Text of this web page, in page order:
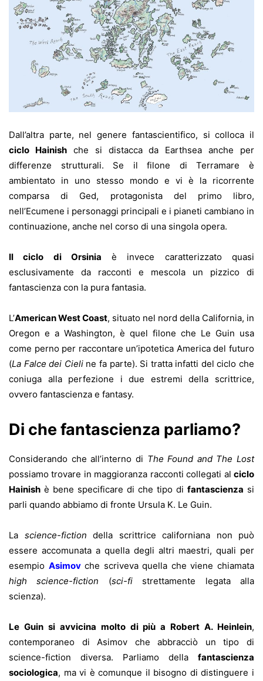
Dall’altra parte, nel genere fantascientifico, si colloca il
ciclo Hainishche si distacca da Earthsea anche per
differenze strutturali. Se il filone di Terramare è
ambientato in uno stesso mondo e vi è la ricorrente
comparsa di Ged, protagonista del primo libro,
nell’Ecumene i personaggi principali e i pianeti cambiano in
continuazione, anche nel corso di una singola opera.
Il ciclo di Orsinia è invece caratterizzato quasi
esclusivamente da racconti e mescola un pizzico di
fantascienza con la pura fantasia.
L’American West Coast, situato nel nord della California, in
Oregon e a Washington, è quel filone che Le Guin usa
come perno per raccontare un’ipotetica America del futuro
(La Falce dei Cieline fa parte). Si tratta infatti del ciclo che
coniuga alla perfezione i due estremi della scrittrice,
ovvero fantascienza e fantasy.
Di che fantascienza parliamo?
Considerando che all’interno di The Found and The Lost
possiamo trovare in maggioranza racconti collegati al ciclo
Hainish è bene specificare di che tipo di fantascienza si
parli quando abbiamo di fronte Ursula K. Le Guin.
La science-fiction della scrittrice californiana non può
essere accomunata a quella degli altri maestri, quali per
esempio Asimov che scriveva quella che viene chiamata
high science-fiction (sci-fistrettamente legata alla
scienza).
Le Guin si avvicina molto di più a Robert A. Heinlein,
contemporaneo di Asimov che abbracciò un tipo di
science-fiction diversa. Parliamo della fantascienza
sociologica, ma vi è comunque il bisogno di distinguere i